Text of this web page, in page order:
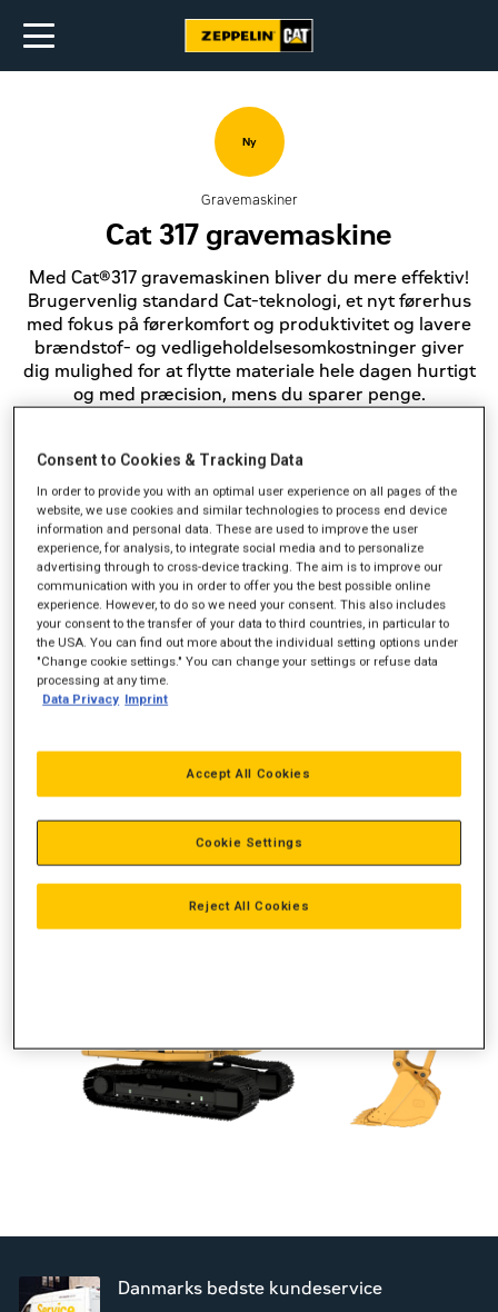
Ny
Gravemaskiner
Cat 317 gravemaskine
Med Cat®317 gravemaskinen bliver du mere effektiv!
Brugervenlig standard Cat-teknologi, et nyt førerhus
med fokus på førerkomfort og produktivitet og lavere
brændstof- og vedligeholdelsesomkostninger giver
dig mulighed for at flytte materiale hele dagen hurtigt
og med præcision, mens du sparer penge.
Motorydelse
Vægt 18.700 kg
Rækkevidde 9,20 m
Gravedybde
Danmarks bedste kundeservice
Consent to Cookies & Tracking Data
In order to provide you with an optimal user experience on all pages of the
website, we use cookies and similar technologies to process end device
information and personal data. These are used to improve the user
experience, for analysis, to integrate social media and to personalize
advertising through to cross-device tracking. The aim is to improve our
communication with you in order to offer you the best possible online
experience. However, to do so we need your consent. This also includes
your consent to the transfer of your data to third countries, in particular to
the USA. You can find out more about the individual setting options under
"Change cookie settings." You can change your settings or refuse data
processing at any time.
Data Privacy Imprint
Reject All Cookies
Accept All Cookies
Cookie Settings